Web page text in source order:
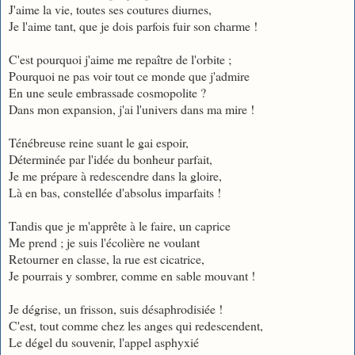
J'aime la vie, toutes ses coutures diurnes,
Je l'aime tant, que je dois parfois fuir son charme !
C'est pourquoi j'aime me repaître de l'orbite ;
Pourquoi ne pas voir tout ce monde que j'admire
En une seule embrassade cosmopolite ?
Dans mon expansion, j'ai l'univers dans ma mire !
Ténébreuse reine suant le gai espoir,
Déterminée par l'idée du bonheur parfait,
Je me prépare à redescendre dans la gloire,
Là en bas, constellée d'absolus imparfaits !
Tandis que je m'apprête à le faire, un caprice
Me prend ; je suis l'écolière ne voulant
Retourner en classe, la rue est cicatrice,
Je pourrais y sombrer, comme en sable mouvant !
Je dégrise, un frisson, suis désaphrodisiée !
C'est, tout comme chez les anges qui redescendent,
Le dégel du souvenir, l'appel asphyxié